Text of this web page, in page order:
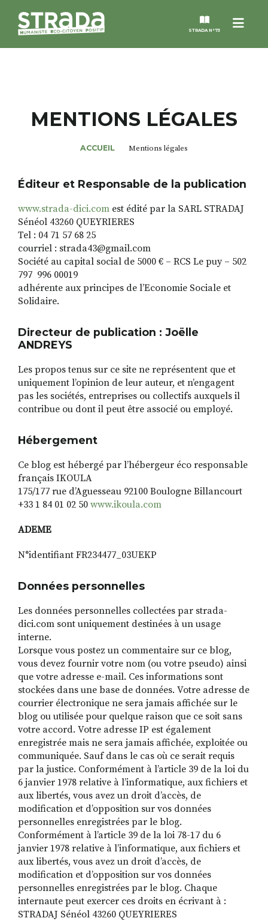
Menu
STRADA N°73
MAGAZINES
NOS THÈMES
STRADA’DATES
ALTER STRADA
ROSÉE DE MAI
S'INSCRIRE À LA NEWSLETTER
MENTIONS LÉGALES
ACCUEIL Mentions légales
Éditeur et Responsable de la publication
www.strada-dici.com est édité par la SARL STRADAJ
Sénéol 43260 QUEYRIERES
Tel : 04 71 57 68 25
courriel : strada43@gmail.com
Société au capital social de 5000 € – RCS Le puy – 502
797 996 00019
adhérente aux principes de l’Economie Sociale et
Solidaire.
Directeur de publication : Joëlle
ANDREYS
Les propos tenus sur ce site ne représentent que et
uniquement l’opinion de leur auteur, et n’engagent
pas les sociétés, entreprises ou collectifs auxquels il
contribue ou dont il peut être associé ou employé.
Hébergement
Ce blog est hébergé par l’hébergeur éco responsable
français IKOULA
175/177 rue d’Aguesseau 92100 Boulogne Billancourt
+33 1 84 01 02 50 www.ikoula.com
ADEME
N°identifiant FR234477_03UEKP
Données personnelles
Les données personnelles collectées par strada-
dici.com sont uniquement destinées à un usage
interne.
Lorsque vous postez un commentaire sur ce blog,
vous devez fournir votre nom (ou votre pseudo) ainsi
que votre adresse e-mail. Ces informations sont
stockées dans une base de données. Votre adresse de
courrier électronique ne sera jamais affichée sur le
blog ou utilisée pour quelque raison que ce soit sans
votre accord. Votre adresse IP est également
enregistrée mais ne sera jamais affichée, exploitée ou
communiquée. Sauf dans le cas où ce serait requis
par la justice. Conformément à l’article 39 de la loi du
6 janvier 1978 relative à l’informatique, aux fichiers et
aux libertés, vous avez un droit d’accès, de
modification et d’opposition sur vos données
personnelles enregistrées par le blog.
Conformément à l’article 39 de la loi 78-17 du 6
janvier 1978 relative à l’informatique, aux fichiers et
aux libertés, vous avez un droit d’accès, de
modification et d’opposition sur vos données
personnelles enregistrées par le blog. Chaque
internaute peut exercer ces droits en écrivant à :
STRADAJ Sénéol 43260 QUEYRIERES